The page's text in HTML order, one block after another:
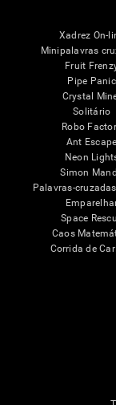
Xadrez On-
Minipalavras
Fruit
Pipe Panic
Crystal
Solitário
Robo
Ant Escape
Neon
Simon
Palavras-
Space
Caos
Corrida de